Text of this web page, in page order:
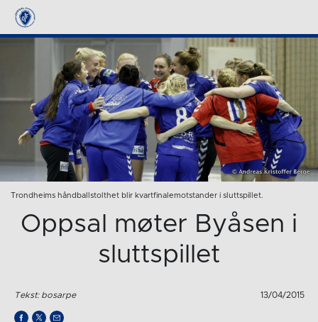
Trondheims håndballstolthet blir kvartfinalemotstander i sluttspillet.
Oppsal møter Byåsen i
sluttspillet
Tekst: bosarpe 13/04/2015